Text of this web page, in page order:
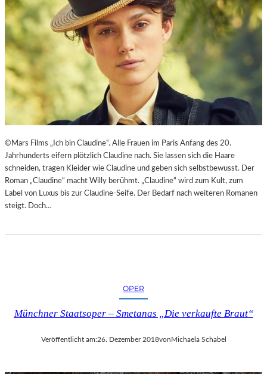
©Mars Films „Ich bin Claudine“. Alle Frauen im Paris Anfang des 20.
Jahrhunderts eifern plötzlich Claudine nach. Sie lassen sich die Haare
schneiden, tragen Kleider wie Claudine und geben sich selbstbewusst. Der
Roman „Claudine“ macht Willy berühmt. „Claudine“ wird zum Kult, zum
Label von Luxus bis zur Claudine-Seife. Der Bedarf nach weiteren Romanen
steigt. Doch…
OPER
Münchner Staatsoper – Smetanas „Die verkaufte Braut“
Veröffentlicht am:26. Dezember 2018von Michaela Schabel